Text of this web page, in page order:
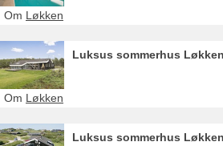
Om Løkken
Luksus sommerhus
Om Løkken
Luksus sommerhus